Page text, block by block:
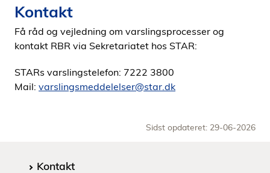
Kontakt
Få råd og vejledning om varslingsprocesser og
kontakt RBR via Sekretariatet hos STAR:
STARs varslingstelefon: 7222 3800
Mail: varslingsmeddelelser@star.dk
Sidst opdateret: 29-06-2026
Kontakt